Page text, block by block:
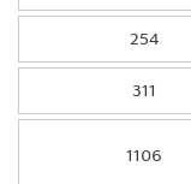
254
311
1106